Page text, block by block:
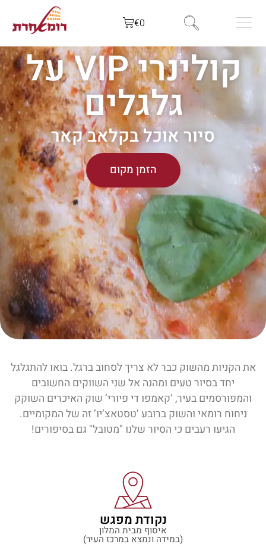
€0
קולינרי VIP על
גלגלים
סיור אוכל בקלאב קאר
הזמן מקום
את הקניות מהשוק כבר לא צריך לסחוב ברגל. בואו להתגלגל
יחד בסיור טעים ומהנה אל שני השווקים החשובים
והמפורסמים בעיר, ‘קאמפו די פיורי’ שוק האיכרים השוקק
ניחוח רומאי והשוק ברובע ‘טסטאצ’יו’ זה של המקומיים.
הגיעו רעבים כי הסיור שלנו "מטובל" גם בסיפורים!
נקודת מפגש
איסוף מבית המלון
(במידה ונמצא במרכז העיר)